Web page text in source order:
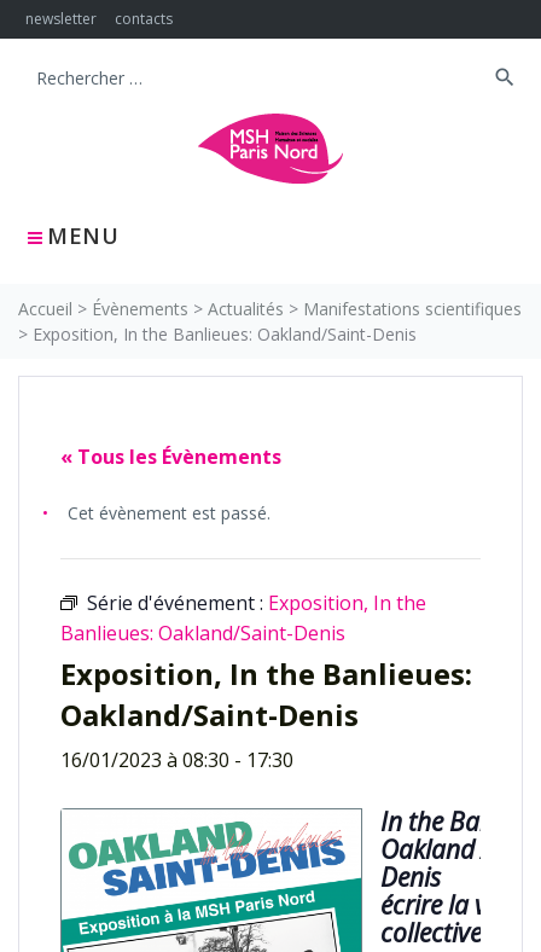
Skip
to
newsletter contacts
MENU
Search
search
Accueil > Évènements > Actualités > Manifestations scientifiques
> Exposition, In the Banlieues: Oakland/Saint-Denis
« Tous les Évènements
Cet évènement est passé.
Série d'événement : Exposition, In the
Banlieues: Oakland/Saint-Denis
Exposition, In the Banlieues:
Oakland/Saint-Denis
16/01/2023 à 08:30 - 17:30
In the
Oakland /
Denis
écrire la ville
collectivement